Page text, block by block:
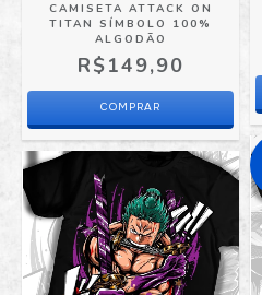
CAMISETA ATTACK ON
TITAN SÍMBOLO 100%
ALGODÃO
R$149,90
COMPRAR